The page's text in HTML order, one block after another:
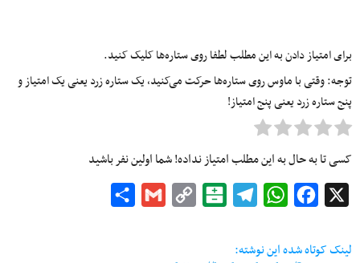
برای امتیاز دادن به این مطلب لطفا روی ستاره‌ها کلیک کنید.
توجه: وقتی با ماوس روی ستاره‌ها حرکت می‌کنید، یک ستاره زرد یعنی یک امتیاز و
پنج ستاره زرد یعنی پنج امتیاز!
کسی تا به حال به این مطلب امتیاز نداده! شما اولین نفر باشید
Facebook
WhatsApp
Telegram
Balatarin
Copy
Gmail
لینک کوتاه شده این نوشته: